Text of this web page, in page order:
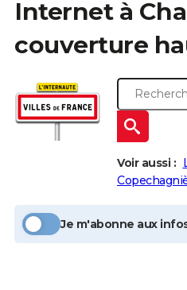
Internet à
couverture
Voir aussi :
Je m'abonne aux